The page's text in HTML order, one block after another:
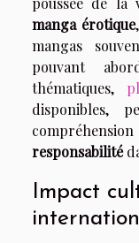
manga érotique
mangas
pouvant
thématiques,
disponibles,
responsabilité
Impact